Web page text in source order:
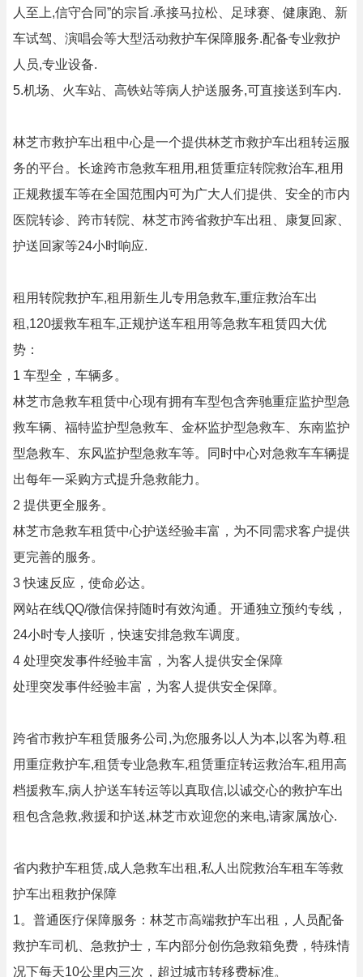
人至上,信守合同”的宗旨.承接马拉松、足球赛、健康跑、新
车试驾、演唱会等大型活动救护车保障服务.配备专业救护
人员,专业设备.
5.机场、火车站、高铁站等病人护送服务,可直接送到车内.
林芝市救护车出租中心是一个提供林芝市救护车出租转运服
务的平台。长途跨市急救车租用,租赁重症转院救治车,租用
正规救援车等在全国范围内可为广大人们提供、安全的市内
医院转诊、跨市转院、林芝市跨省救护车出租、康复回家、
护送回家等24小时响应.
租用转院救护车,租用新生儿专用急救车,重症救治车出
租,120援救车租车,正规护送车租用等急救车租赁四大优
势：
1 车型全，车辆多。
林芝市急救车租赁中心现有拥有车型包含奔驰重症监护型急
救车辆、福特监护型急救车、金杯监护型急救车、东南监护
型急救车、东风监护型急救车等。同时中心对急救车车辆提
出每年一采购方式提升急救能力。
2 提供更全服务。
林芝市急救车租赁中心护送经验丰富，为不同需求客户提供
更完善的服务。
3 快速反应，使命必达。
网站在线QQ/微信保持随时有效沟通。开通独立预约专线，
24小时专人接听，快速安排急救车调度。
4 处理突发事件经验丰富，为客人提供安全保障
处理突发事件经验丰富，为客人提供安全保障。
跨省市救护车租赁服务公司,为您服务以人为本,以客为尊.租
用重症救护车,租赁专业急救车,租赁重症转运救治车,租用高
档援救车,病人护送车转运等以真取信,以诚交心的救护车出
租包含急救,救援和护送,林芝市欢迎您的来电,请家属放心.
省内救护车租赁,成人急救车出租,私人出院救治车租车等救
护车出租救护保障
1。普通医疗保障服务：林芝市高端救护车出租，人员配备
救护车司机、急救护士，车内部分创伤急救箱免费，特殊情
况下每天10公里内三次，超过城市转移费标准。